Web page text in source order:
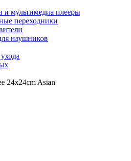
и мультимедиа плееры
переходники
наушников